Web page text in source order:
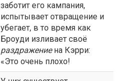
заботит его кампания,
испытывает отвращение и
убегает, в то время как
Броуди изливает своё
раздражениена Кэрри:
«Это очень плохо!